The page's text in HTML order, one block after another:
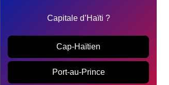
Capitale d’Haïti ?
Cap-Haïtien
Port-au-Prince